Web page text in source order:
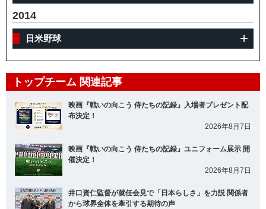
2014
日米野球
トップチーム 関連記事
映画『戦いの向こう 侍たちの記録』入場者プレゼント配
布決定！
2026年8月7日
映画『戦いの向こう 侍たちの記録』ユニフォーム展示 開
催決定！
2026年8月7日
井口資仁監督が就任会見で「日本らしさ」を力説 関係者
から球界全体を牽引する期待の声